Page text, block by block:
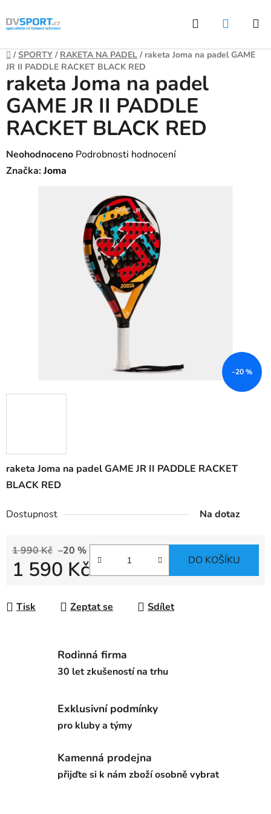
Přejít
na
Hledat
Domů
/ SPORTY / RAKETA NA PADEL / raketa Joma na padel GAME
JR II PADDLE RACKET BLACK RED
raketa Joma na padel GAME JR II PADDLE RACKET
BLACK RED
Dostupnost Na dotaz
1 990 Kč –20 %
1 590 Kč DO KOŠÍKU
Tisk Zeptat se Sdílet
raketa Joma na padel
GAME JR II PADDLE
RACKET BLACK RED
Průměrné
hodnocení
Neohodnoceno Podrobnosti hodnocení
Značka:Joma
–20 %
Rodinná firma
30 let zkušeností na trhu
Exklusivní podmínky
pro kluby a týmy
Kamenná prodejna
přijďte si k nám zboží osobně vybrat